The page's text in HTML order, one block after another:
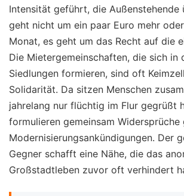
Intensität geführt, die Außenstehende
geht nicht um ein paar Euro mehr
Monat, es geht um das Recht auf die
Die Mietergemeinschaften, die sich in
Siedlungen formieren, sind oft
Solidarität. Da sitzen Menschen
jahrelang nur flüchtig im Flur gegrüßt
formulieren gemeinsam Widersprüche
Modernisierungsankündigungen. Der
Gegner schafft eine Nähe, die das
Großstadtleben zuvor oft verhindert